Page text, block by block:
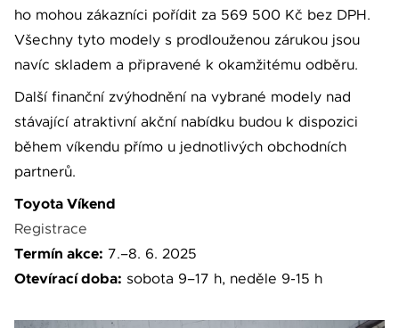
ho mohou zákazníci pořídit za 569 500 Kč bez DPH.
Všechny tyto modely s prodlouženou zárukou jsou
navíc skladem a připravené k okamžitému odběru.
Další finanční zvýhodnění na vybrané modely nad
stávající atraktivní akční nabídku budou k dispozici
během víkendu přímo u jednotlivých obchodních
partnerů.
Toyota Víkend
Registrace
Termín akce: 7.–8. 6. 2025
Otevírací doba: sobota 9–17 h, neděle 9-15 h